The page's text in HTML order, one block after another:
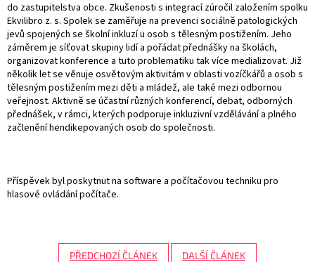
do zastupitelstva obce. Zkušenosti s integrací zúročil založením spolku
Ekvilibro z. s. Spolek se zaměřuje na prevenci sociálně patologických
jevů spojených se školní inkluzí u osob s tělesným postižením. Jeho
záměrem je síťovat skupiny lidí a pořádat přednášky na školách,
organizovat konference a tuto problematiku tak více medializovat. Již
několik let se věnuje osvětovým aktivitám v oblasti vozíčkářů a osob s
tělesným postižením mezi děti a mládež, ale také mezi odbornou
veřejnost. Aktivně se účastní různých konferencí, debat, odborných
přednášek, v rámci, kterých podporuje inkluzivní vzdělávání a plného
začlenění hendikepovaných osob do společnosti.
Příspěvek byl poskytnut na software a počítačovou techniku pro
hlasové ovládání počítače.
PŘEDCHOZÍ ČLÁNEK DALŠÍ ČLÁNEK